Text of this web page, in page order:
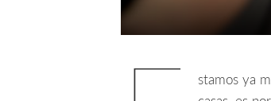
stamos ya